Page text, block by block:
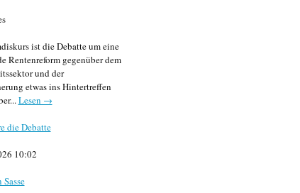
ist die Debatte um eine
Rentenreform gegenüber dem
und der
etwas ins Hintertreffen
Lesen →
die Debatte
10:02
Sasse